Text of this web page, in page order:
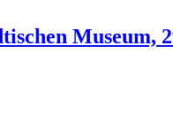
Museum,